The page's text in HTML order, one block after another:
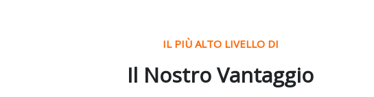
IL PIÙ ALTO LIVELLO DI
Il Nostro Vantaggio